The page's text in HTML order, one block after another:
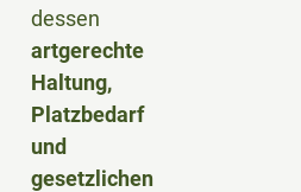
dessen
artgerechte
Haltung,
Platzbedarf
und
gesetzlichen